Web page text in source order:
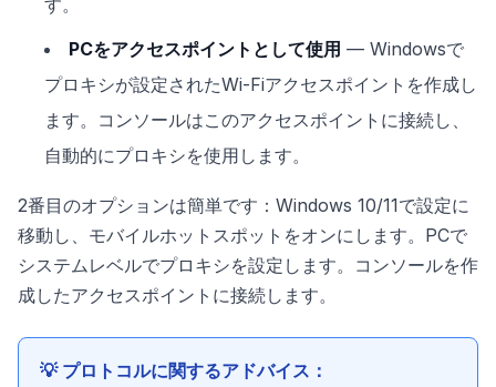
す。
PCをアクセスポイントとして使用 — Windowsで
プロキシが設定されたWi-Fiアクセスポイントを作成し
ます。コンソールはこのアクセスポイントに接続し、
自動的にプロキシを使用します。
2番目のオプションは簡単です：Windows 10/11で設定に
移動し、モバイルホットスポットをオンにします。PCで
システムレベルでプロキシを設定します。コンソールを作
成したアクセスポイントに接続します。
💡 プロトコルに関するアドバイス：